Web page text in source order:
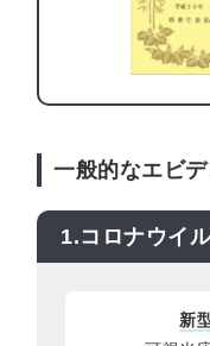
一般的なエビ
1.コロナウイ
新